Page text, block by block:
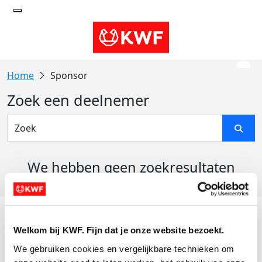
Welkom bij KWF. Fijn dat je onze website bezoekt.
We gebruiken cookies en vergelijkbare technieken om
Sponsor
Zoek een deelnemer
We hebben geen zoekresultaten
Actiematerialen
Evenementen